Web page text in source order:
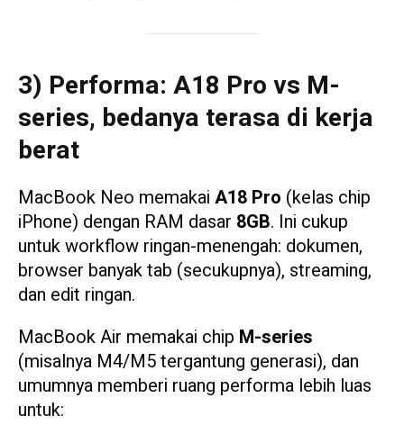
3) Performa: A18 Pro vs M-
series, bedanya terasa di kerja
berat
MacBook Neo memakai A18 Pro (kelas chip
iPhone) dengan RAM dasar 8GB. Ini cukup
untuk workflow ringan-menengah: dokumen,
browser banyak tab (secukupnya), streaming,
dan edit ringan.
MacBook Air memakai chip M-series
(misalnya M4/M5 tergantung generasi), dan
umumnya memberi ruang performa lebih luas
untuk: